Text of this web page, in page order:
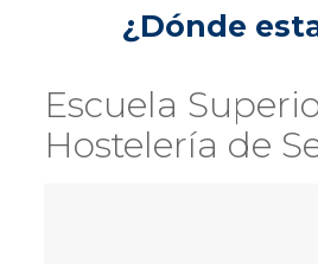
¿Dónde
Escuela
Hostelería de